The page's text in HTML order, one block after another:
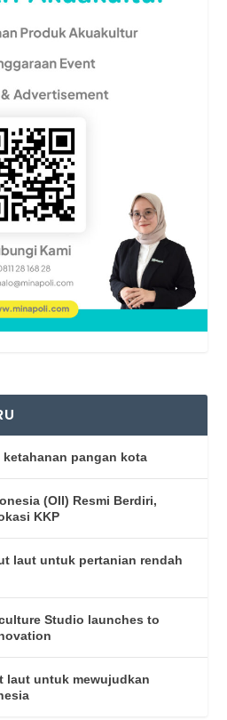
pangan kota
(OII) Resmi Berdiri,
KKP
laut untuk pertanian rendah
Studio launches to
laut untuk mewujudkan